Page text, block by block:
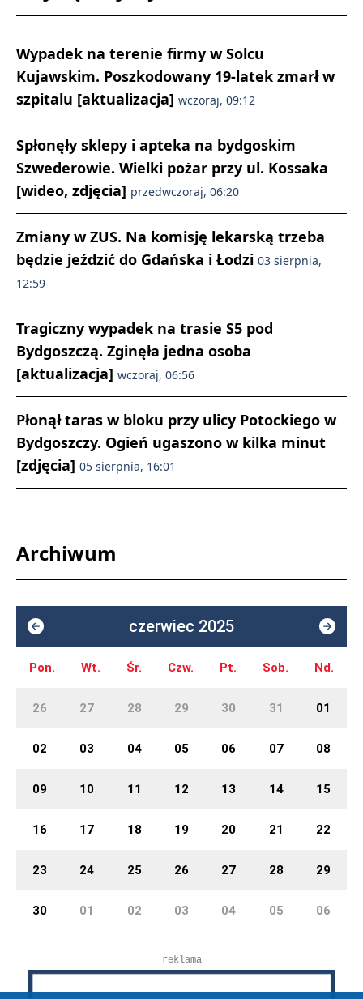
Wypadek na terenie firmy w Solcu
Kujawskim. Poszkodowany 19-latek zmarł w
szpitalu [aktualizacja] wczoraj, 09:12
Spłonęły sklepy i apteka na bydgoskim
Szwederowie. Wielki pożar przy ul. Kossaka
[wideo, zdjęcia] przedwczoraj, 06:20
Zmiany w ZUS. Na komisję lekarską trzeba
będzie jeździć do Gdańska i Łodzi 03 sierpnia,
12:59
Tragiczny wypadek na trasie S5 pod
Bydgoszczą. Zginęła jedna osoba
[aktualizacja] wczoraj, 06:56
Płonął taras w bloku przy ulicy Potockiego w
Bydgoszczy. Ogień ugaszono w kilka minut
[zdjęcia] 05 sierpnia, 16:01
Archiwum
czerwiec 2025
Pon. Wt. Śr. Czw. Pt. Sob. Nd.
26 27 28 29 30 31 01
02 03 04 05 06 07 08
09 10 11 12 13 14 15
16 17 18 19 20 21 22
23 24 25 26 27 28 29
30 01 02 03 04 05 06
reklama